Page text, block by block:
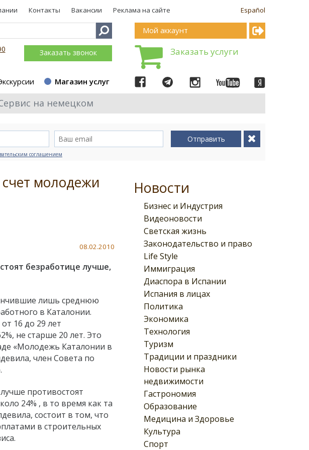
Español
Контакты Вакансии Реклама на сайте
Заказать звонок
Магазин услуг
Мой аккаунт
Заказать услуги
на немецком
Отправить
соглашением
Новости
Бизнес и Индустрия
Видеоновости
Светская жизнь
Законодательство и право
Life Style
Иммиграция
Диаспора в Испании
Испания в лицах
Политика
Экономика
Технология
Туризм
Традиции и праздники
Новости рынка
недвижимости
Гастрономия
Образование
Медицина и Здоровье
Культура
Спорт
молодежи
08.02.2010
безработице лучше,
лишь среднюю
в Каталонии.
16 до 29 лет
не старше 20 лет. Это
«Молодежь Каталонии в
член Совета по
противостоят
24% , в то время как та
состоит в том, что
в строительных